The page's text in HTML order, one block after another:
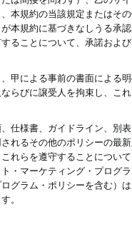
本規約の当該規定またはそ
本規約に基づきなしうる承
ることについて、承諾およ
甲による事前の書面による
らびに譲受人を拘束し、こ
仕様書、ガイドライン、別
れるその他のポリシーの最
れらを遵守することにつ
・マーケティング・プログ
グラム・ポリシーを含む）
。